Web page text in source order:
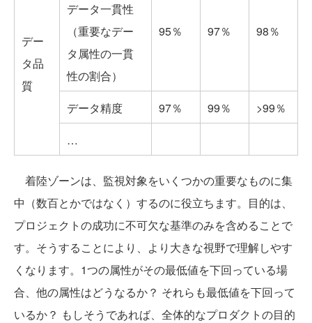
デー
タ品
質
データ一貫性
（重要なデー
タ属性の一貫
性の割合）
95％ 97％ 98％
データ精度 97％ 99％
>99％
…
着陸ゾーンは、監視対象をいくつかの重要なものに集
中（数百とかではなく）するのに役立ちます。目的は、
プロジェクトの成功に不可欠な基準のみを含めることで
す。そうすることにより、より大きな視野で理解しやす
くなります。1つの属性がその最低値を下回っている場
合、他の属性はどうなるか？ それらも最低値を下回って
いるか？ もしそうであれば、全体的なプロダクトの目的